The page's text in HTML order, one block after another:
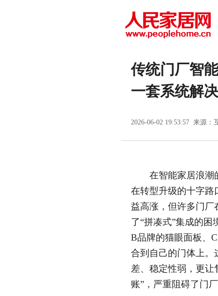
传统门厂智
一套系统解
2026-06-02 19:53:57 来源：
在智能家居浪潮
在转型升级的十字路
益高涨，但许多门厂
了“拼凑式”集成的
B品牌的猫眼面板、
合到自己的门体上。
差、稳定性弱，更让
账”，严重阻碍了门